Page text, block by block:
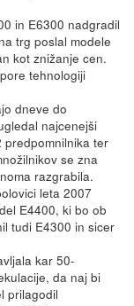
in E6300 nadgradil
trg poslal modele
kot znižanje cen.
tehnologiji
dneve do
najcenejši
predpomnilnika ter
se zna
razgrabila.
leta 2007
E4400, ki bo ob
tudi E4300 in sicer
kar 50-
da naj bi
prilagodil